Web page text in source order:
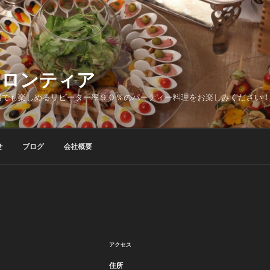
ンティア
も楽しめるリピーター率９０％のパーティー料理をお楽しみください！
ブログ 会社概要
アクセス
住所